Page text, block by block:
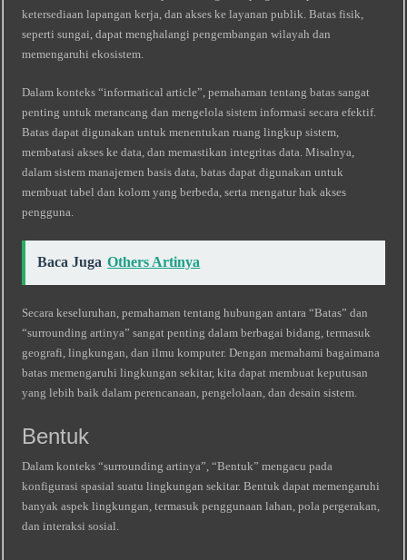
ketersediaan lapangan kerja, dan akses ke layanan publik. Batas fisik,
seperti sungai, dapat menghalangi pengembangan wilayah dan
memengaruhi ekosistem.
Dalam konteks “informatical article”, pemahaman tentang batas sangat
penting untuk merancang dan mengelola sistem informasi secara efektif.
Batas dapat digunakan untuk menentukan ruang lingkup sistem,
membatasi akses ke data, dan memastikan integritas data. Misalnya,
dalam sistem manajemen basis data, batas dapat digunakan untuk
membuat tabel dan kolom yang berbeda, serta mengatur hak akses
pengguna.
Baca Juga Others Artinya
Secara keseluruhan, pemahaman tentang hubungan antara “Batas” dan
“surrounding artinya” sangat penting dalam berbagai bidang, termasuk
geografi, lingkungan, dan ilmu komputer. Dengan memahami bagaimana
batas memengaruhi lingkungan sekitar, kita dapat membuat keputusan
yang lebih baik dalam perencanaan, pengelolaan, dan desain sistem.
Bentuk
Dalam konteks “surrounding artinya”, “Bentuk” mengacu pada
konfigurasi spasial suatu lingkungan sekitar. Bentuk dapat memengaruhi
banyak aspek lingkungan, termasuk penggunaan lahan, pola pergerakan,
dan interaksi sosial.